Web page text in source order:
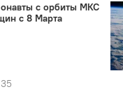
с орбиты МКС
с 8 Марта